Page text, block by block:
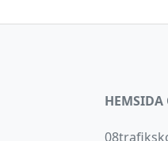
HEMSIDA